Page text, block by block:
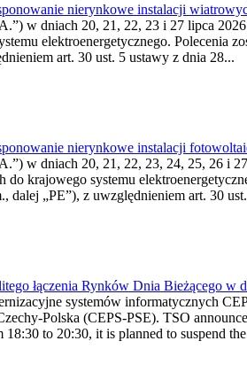
nierynkowe instalacji
w dniach 20, 21, 22, 23 i 27 lipca
elektroenergetycznego. Polecenia
art. 30 ust. 5 ustawy z dnia 28...
nierynkowe instalacji
w dniach 20, 21, 22, 23, 24, 25, 26 i
krajowego systemu
dalej „PE”), z uwzględnieniem art. 30
łączenia Rynków Dnia Bieżącego w
systemów informatycznych
Polska (CEPS-PSE). TSO
to 20:30, it is planned to suspend